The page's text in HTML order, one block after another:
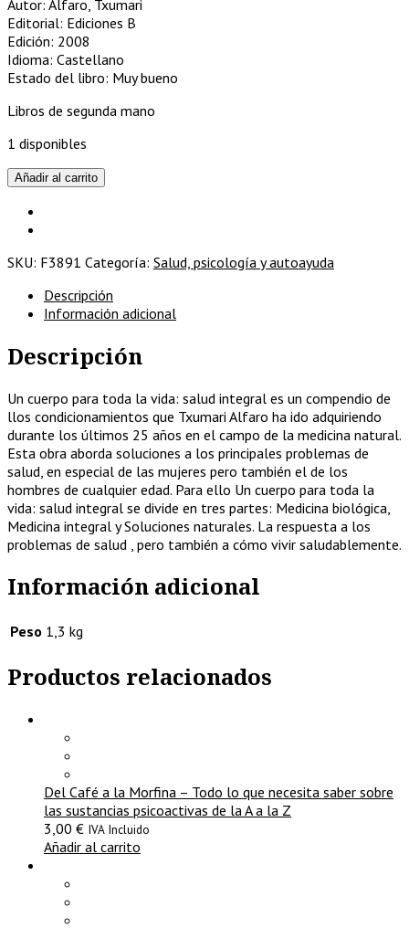
Autor: Alfaro, Txumari
Editorial: Ediciones B
Edición: 2008
Idioma: Castellano
Estado del libro: Muy bueno
Libros de segunda mano
1 disponibles
Un
cuerpo
para
toda
vida.
integral
cantidad
Añadir al carrito
SKU: F3891 Categoría: Salud, psicología y autoayuda
Descripción
Información adicional
Descripción
Un cuerpo para toda la vida: salud integral es un compendio de
llos condicionamientos que Txumari Alfaro ha ido adquiriendo
durante los últimos 25 años en el campo de la medicina natural.
Esta obra aborda soluciones a los principales problemas de
salud, en especial de las mujeres pero también el de los
hombres de cualquier edad. Para ello Un cuerpo para toda la
vida: salud integral se divide en tres partes: Medicina biológica,
Medicina integral y Soluciones naturales. La respuesta a los
problemas de salud , pero también a cómo vivir saludablemente.
Información adicional
Peso 1,3 kg
Productos relacionados
Del Café a la Morfina – Todo lo que necesita saber sobre
las sustancias psicoactivas de la A a la Z
3,00 € IVA Incluido
Añadir al carrito